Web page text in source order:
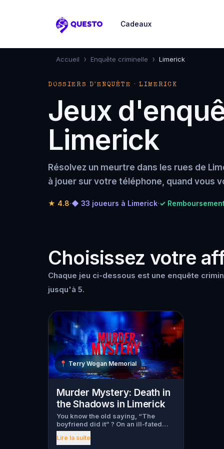
Questo
Cadeaux
Accueil › Enquête criminelle › Limerick
DOSSIERS D'ENQUÊTE · LIMERICK
Jeux
Limerick
Résolvez un meurtre dans les rues de
à jouer sur votre téléphone, quand vous
★ 4.8·◆ 33 joueurs à Limerick·✓
Choisissez votre
Chaque jeu ci-dessous est une enquête
jusqu'à 5.
📍 Terry Wogan Memorial
Murder Mystery: Death in
the Shadows in Limerick
You know the old saying, “The
boyfriend did it” ? On an ill-fated
night, love goes terribly wrong for
Bella Wanderlust and Walter Bridges
Lire la suite